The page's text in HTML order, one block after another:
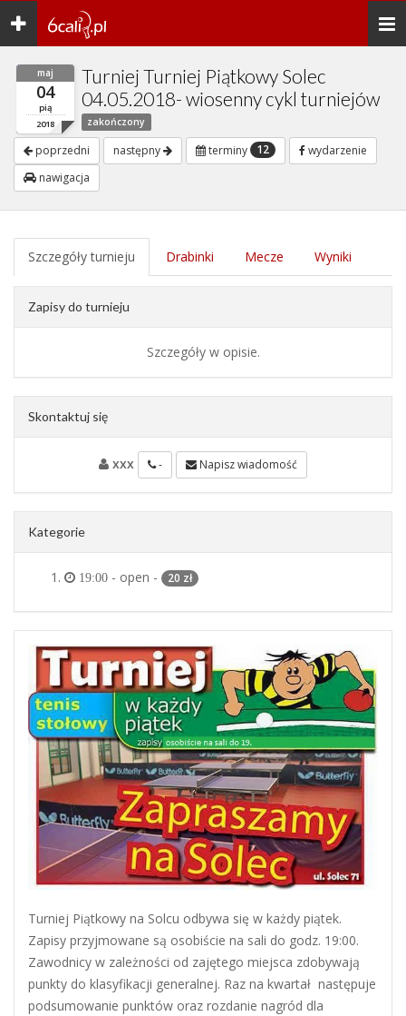
Toggle
navigation
maj
04
pią
2018
Turniej Turniej Piątkowy Solec
04.05.2018- wiosenny cykl turniejów
zakończony
poprzedni następny terminy 12
wydarzenie
nawigacja
Szczegóły turnieju Drabinki Mecze Wyniki
Zapisy do turnieju
Szczegóły w opisie.
Skontaktuj się
xxx - Napisz wiadomość
Kategorie
19:00 - open - 20 zł
Turniej Piątkowy na Solcu odbywa się w każdy piątek.
Zapisy przyjmowane są osobiście na sali do godz. 19:00.
Zawodnicy w zależności od zajętego miejsca zdobywają
punkty do klasyfikacji generalnej. Raz na kwartał następuje
podsumowanie punktów oraz rozdanie nagród dla